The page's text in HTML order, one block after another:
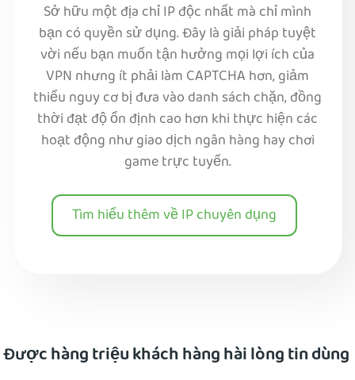
Sở hữu một địa chỉ IP độc nhất mà chỉ mình
bạn có quyền sử dụng. Đây là giải pháp tuyệt
vời nếu bạn muốn tận hưởng mọi lợi ích của
VPN nhưng ít phải làm CAPTCHA hơn, giảm
thiểu nguy cơ bị đưa vào danh sách chặn, đồng
thời đạt độ ổn định cao hơn khi thực hiện các
hoạt động như giao dịch ngân hàng hay chơi
game trực tuyến.
Tìm hiểu thêm về IP chuyên dụng
Được hàng triệu khách hàng hài lòng tin dùng